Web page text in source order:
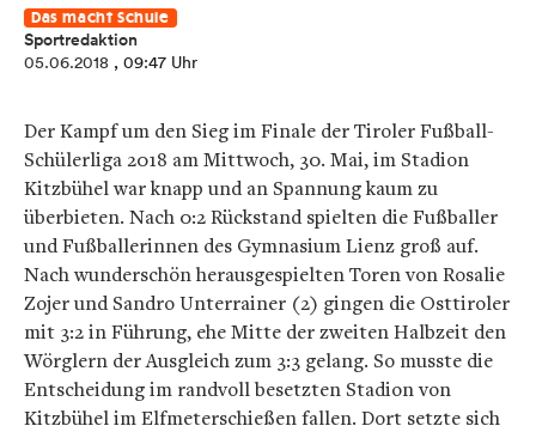
Das macht Schule
Sportredaktion
05.06.2018 , 09:47 Uhr
Der Kampf um den Sieg im Finale der Tiroler Fußball-
Schülerliga 2018 am Mittwoch, 30. Mai, im Stadion
Kitzbühel war knapp und an Spannung kaum zu
überbieten. Nach 0:2 Rückstand spielten die Fußballer
und Fußballerinnen des Gymnasium Lienz groß auf.
Nach wunderschön herausgespielten Toren von Rosalie
Zojer und Sandro Unterrainer (2) gingen die Osttiroler
mit 3:2 in Führung, ehe Mitte der zweiten Halbzeit den
Wörglern der Ausgleich zum 3:3 gelang. So musste die
Entscheidung im randvoll besetzten Stadion von
Kitzbühel im Elfmeterschießen fallen. Dort setzte sich